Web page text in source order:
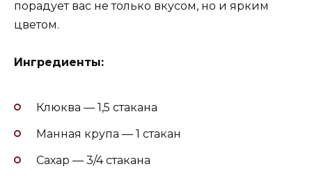
порадует вас не только вкусом, но и ярким
цветом.
Ингредиенты:
Клюква — 1,5 стакана
Манная крупа — 1 стакан
Сахар — 3/4 стакана